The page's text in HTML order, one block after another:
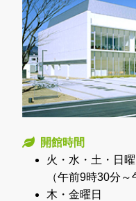
開館時間
火・水・土・日
（午前9時30分～
木・金曜日